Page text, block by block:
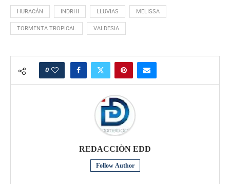
HURACÁN INDRHI LLUVIAS MELISSA
TORMENTA TROPICAL VALDESIA
0
REDACCIÒN EDD
Follow Author